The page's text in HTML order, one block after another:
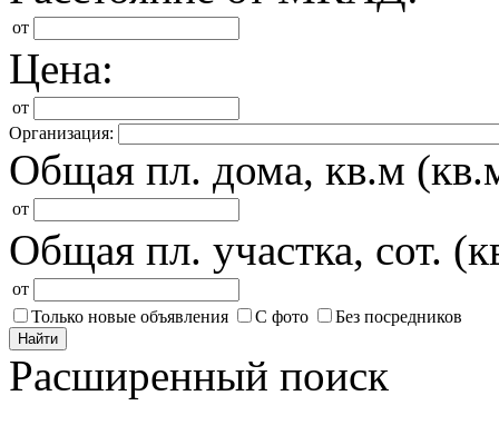
от
Цена:
от
Организация:
Общая пл. дома, кв.м
от
Общая пл. участка, сот.
от
Только новые объявления
С фото Без посредников
Найти
Расширенный поиск